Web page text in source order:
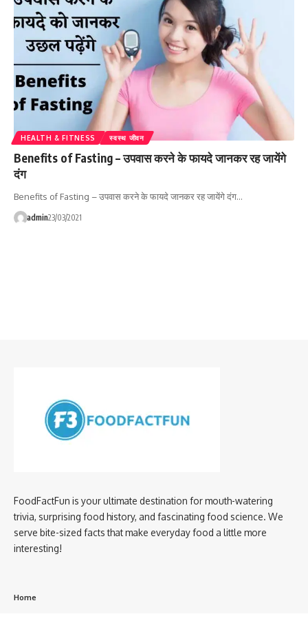
HEALTH & FITNESS स्वस्थ जीवन
Benefits of Fasting – उपवास करने के फायदे जानकर रह जायेंगे
दंग
Benefits of Fasting – उपवास करने के फायदे जानकर रह जायेंगे दंग…
admin23/03/2021
FoodFactFun is your ultimate destination for mouth-watering
trivia, surprising food history, and fascinating food science. We
serve bite-sized facts that make everyday food a little more
interesting!
Home